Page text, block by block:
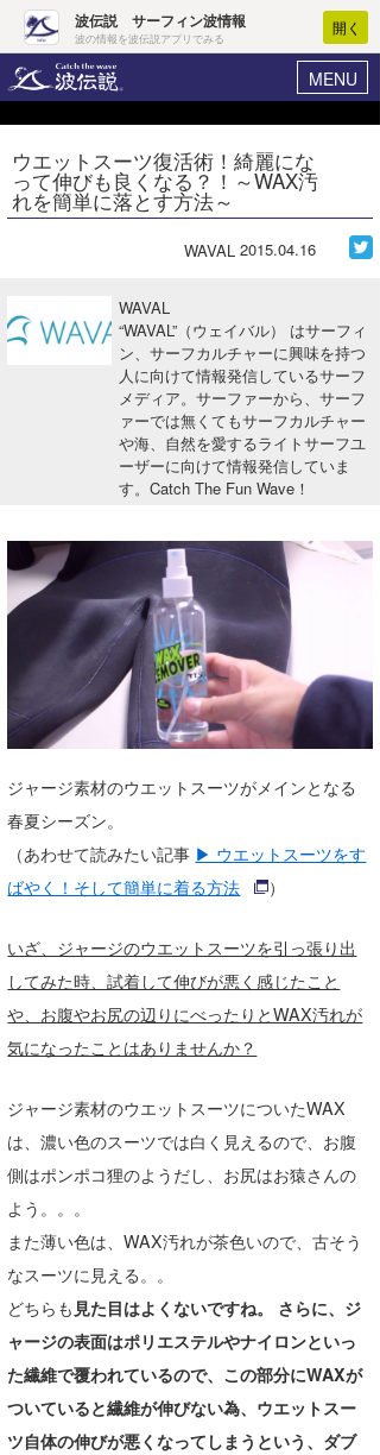
波伝説 サーフィン波情報
波の情報を波伝説アプリでみる
開く
MENU
ヘルプ マイホーム
ログイン
WAVE HUNTER波予想ツール
サーフィンエリアガイド
今月のプレゼント
ウエットスーツ復活術！綺麗にな
って伸びも良くなる？！～WAX汚
れを簡単に落とす方法～
WAVAL 2015.04.16
WAVAL
“WAVAL”（ウェイバル） はサーフィ
ン、サーフカルチャーに興味を持つ
人に向けて情報発信しているサーフ
メディア。サーファーから、サーフ
ァーでは無くてもサーフカルチャー
や海、自然を愛するライトサーフユ
ーザーに向けて情報発信していま
す。Catch The Fun Wave！
ジャージ素材のウエットスーツがメインとなる
春夏シーズン。
（あわせて読みたい記事 ▶ ウエットスーツをす
ばやく！そして簡単に着る方法
）
いざ、ジャージのウエットスーツを引っ張り出
してみた時、試着して伸びが悪く感じたこと
や、お腹やお尻の辺りにべったりとWAX汚れが
気になったことはありませんか？
ジャージ素材のウエットスーツについたWAX
は、濃い色のスーツでは白く見えるので、お腹
側はポンポコ狸のようだし、お尻はお猿さんの
よう。。。
また薄い色は、WAX汚れが茶色いので、古そう
なスーツに見える。。
どちらも 見た目はよくないですね。 さらに、ジ
ャージの表面はポリエステルやナイロンといっ
た繊維で覆われているので、この部分にWAXが
ついていると繊維が伸びない為、ウエットスー
ツ自体の伸びが悪くなってしまうという、ダブ
Core Surf Japan
コンテスト
ファッション/グッズ
アート＆エンタメ
ショップ情報
ショップ情報
湘南
千葉北
伊豆
千葉南
大阪
四国
沖縄
お知らせ
その他
ルール＆How to
VOTE!
サーファーズ
ライター/寄稿メディア
Naoya Kimoto
mitsuteru Kamio
Yasunari Inoue
Yoshiyuki Obata
arukasvision
DELTA FORCE SURF
CBA Films
メディア
SURFMEDIA
Colors MAGAZINE
WAVAL
波伝説アンバサダー/プロライダー
福島寿実子
中浦“JET”章
嵯峨明日香
進士剛光
田原啓江
波伝説スタッフ
☆加藤
+☆maki☆+
Aichan
chan-U
波伝説